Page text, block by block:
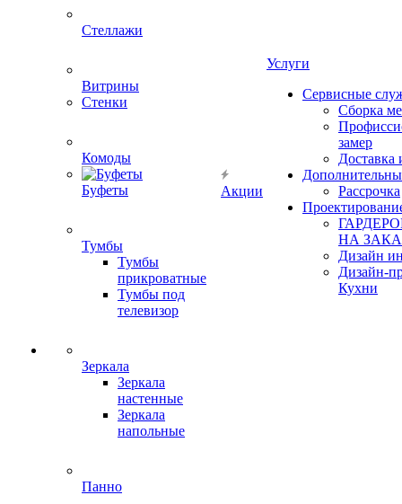
Стеллажи
Витрины
Стенки
Комоды
Буфеты
Тумбы
Тумбы
прикроватные
Тумбы под
телевизор
Зеркала
Зеркала
настенные
Зеркала
напольные
Панно
Акции
Услуги
Сервисные
Сборка
замер
Доставка
Рассрочка
НА
Дизайн
Дизайн-
Кухни